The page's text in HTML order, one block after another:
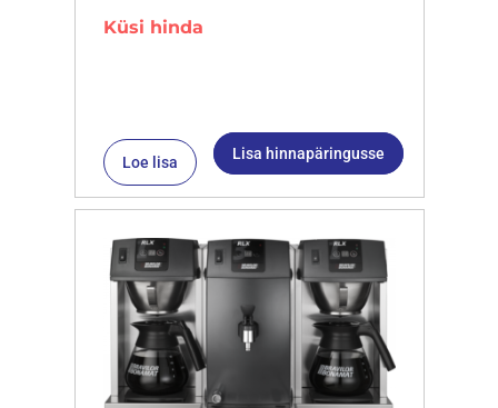
Küsi hinda
Loe lisa Lisa hinnapäringusse